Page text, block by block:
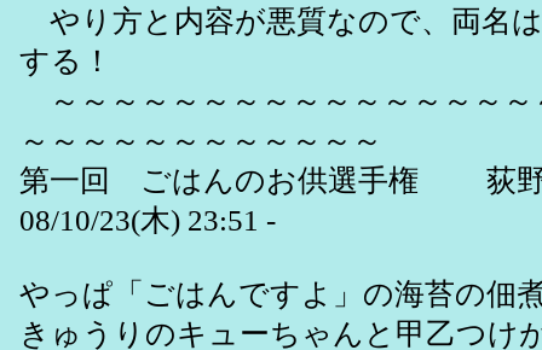
やり方と内容が悪質なので、両名
する！
～～～～～～～～～～～～～～～～
～～～～～～～～～～～～
第一回 ごはんのお供選手権 荻
08/10/23(木) 23:51 -
やっぱ「ごはんですよ」の海苔の佃
きゅうりのキューちゃんと甲乙つけ